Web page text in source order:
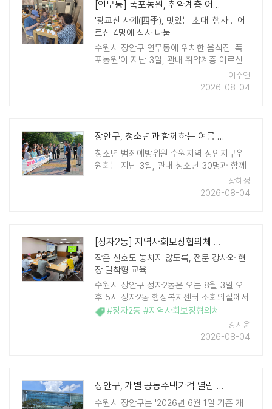
[연무동] 폭포농원, 취약계층 어르신에 여름맞이 보양 식사 대접
'광교산 사계(四季), 맛있는 초대' 행사… 어
르신 4명에 식사 나눔
수원시 장안구 연무동에 위치한 음식점 '폭
포농원'이 지난 3일, 관내 취약계층 어르신
4명에게 여름철 기력 회복을 위한 든든한 식
사를 대접했다. 이번 행사는 폭포농원과 연
이수연
2026-08-04
장안구, 청소년과 함께하는 여름 체험학습 운영
청소년 범죄예방위원 수원지역 장안지구위
원회는 지난 3일, 관내 청소년 30명과 함께
'2026년 청소년 여름 체험학습'으로 안산시
단원구에 경기해양안전체험관을 방문했다.
장혜정
2026-08-04
[정자2동] 지역사회보장협의체 생명지킴이 교육 실시
작은 신호도 놓치지 않도록, 전문 강사와 현
장 밀착형 교육
수원시 장안구 정자2동은 오는 8월 3일 오
후 5시 정자2동 행정복지센터 소회의실에서
정자2동 지역사회보장협의체 공공·민간위원
을 대상으로 생명지킴이 교육을 실시한다.
이번 교육은 수원시자살예방센터 윤 ..
#정자2동 #지역사회보장협의체
강지윤
2026-08-04
장안구, 개별·공동주택가격 열람 및 의견 접수
수원시 장안구는 '2026년 6월 1일 기준 개